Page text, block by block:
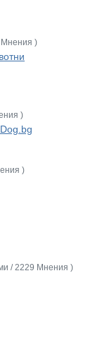
Мнения )
)
)
/ 2229 Мнения )